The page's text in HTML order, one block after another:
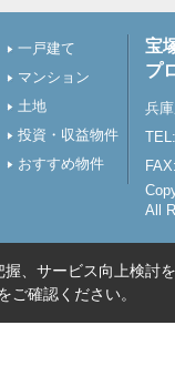
一戸建て
マンション
土地
投資・収益物件
おすすめ物件
宝
プ
兵
All
、サービス向上検討
ご確認ください。